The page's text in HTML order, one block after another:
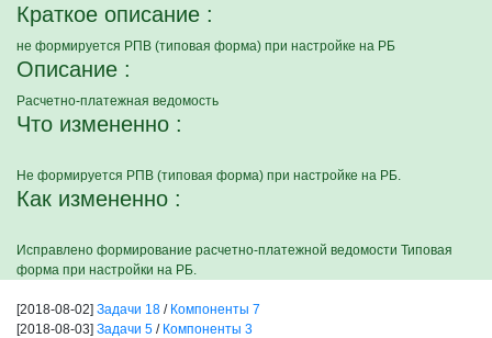
Краткое описание :
не формируется РПВ (типовая форма) при настройке на РБ
Описание :
Расчетно-платежная ведомость
Что измененно :
Не формируется РПВ (типовая форма) при настройке на РБ.
Как измененно :
Исправлено формирование расчетно-платежной ведомости Типовая
форма при настройки на РБ.
[2018-08-02] Задачи 18 / Компоненты 7
[2018-08-03] Задачи 5 / Компоненты 3